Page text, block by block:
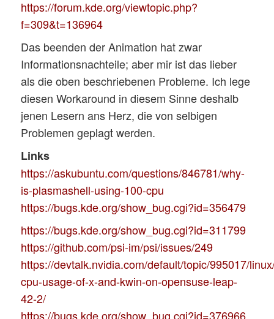
https://forum.kde.org/viewtopic.php?
f=309&t=136964
Das beenden der Animation hat zwar
Informationsnachteile; aber mir ist das lieber
als die oben beschriebenen Probleme. Ich lege
diesen Workaround in diesem Sinne deshalb
jenen Lesern ans Herz, die von selbigen
Problemen geplagt werden.
Links
https://askubuntu.com/questions/846781/why-
is-plasmashell-using-100-cpu
https://bugs.kde.org/show_bug.cgi?id=356479
https://bugs.kde.org/show_bug.cgi?id=311799
https://github.com/psi-im/psi/issues/249
https://devtalk.nvidia.com/default/topic/995017/
cpu-usage-of-x-and-kwin-on-opensuse-leap-
42-2/
https://bugs.kde.org/show_bug.cgi?id=376966